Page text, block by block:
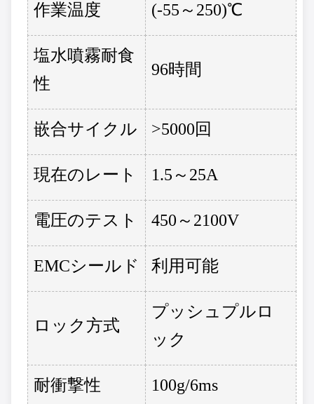
作業温度 (-55～250)℃
塩水噴霧耐食
性
96時間
嵌合サイクル >5000回
現在のレート 1.5～25A
電圧のテスト 450～2100V
EMCシールド 利用可能
ロック方式
プッシュプルロ
ック
耐衝撃性 100g/6ms